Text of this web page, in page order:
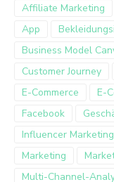
Affiliate Marketing
App
Business Model
Customer Journey
E-Commerce
E-
Facebook
Influencer Marketing
Marketing
Multi-Channel-